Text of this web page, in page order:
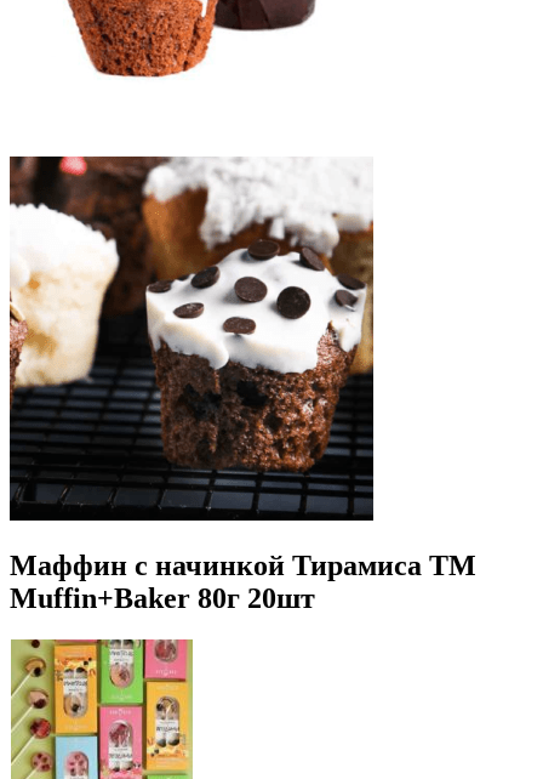
Маффин с начинкой Тирамиса ТМ
Muffin+Baker 80г 20шт